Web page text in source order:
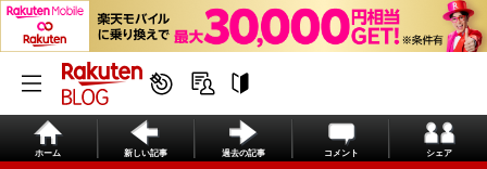
ホーム 新しい記事 過去の記事 コメント シェア